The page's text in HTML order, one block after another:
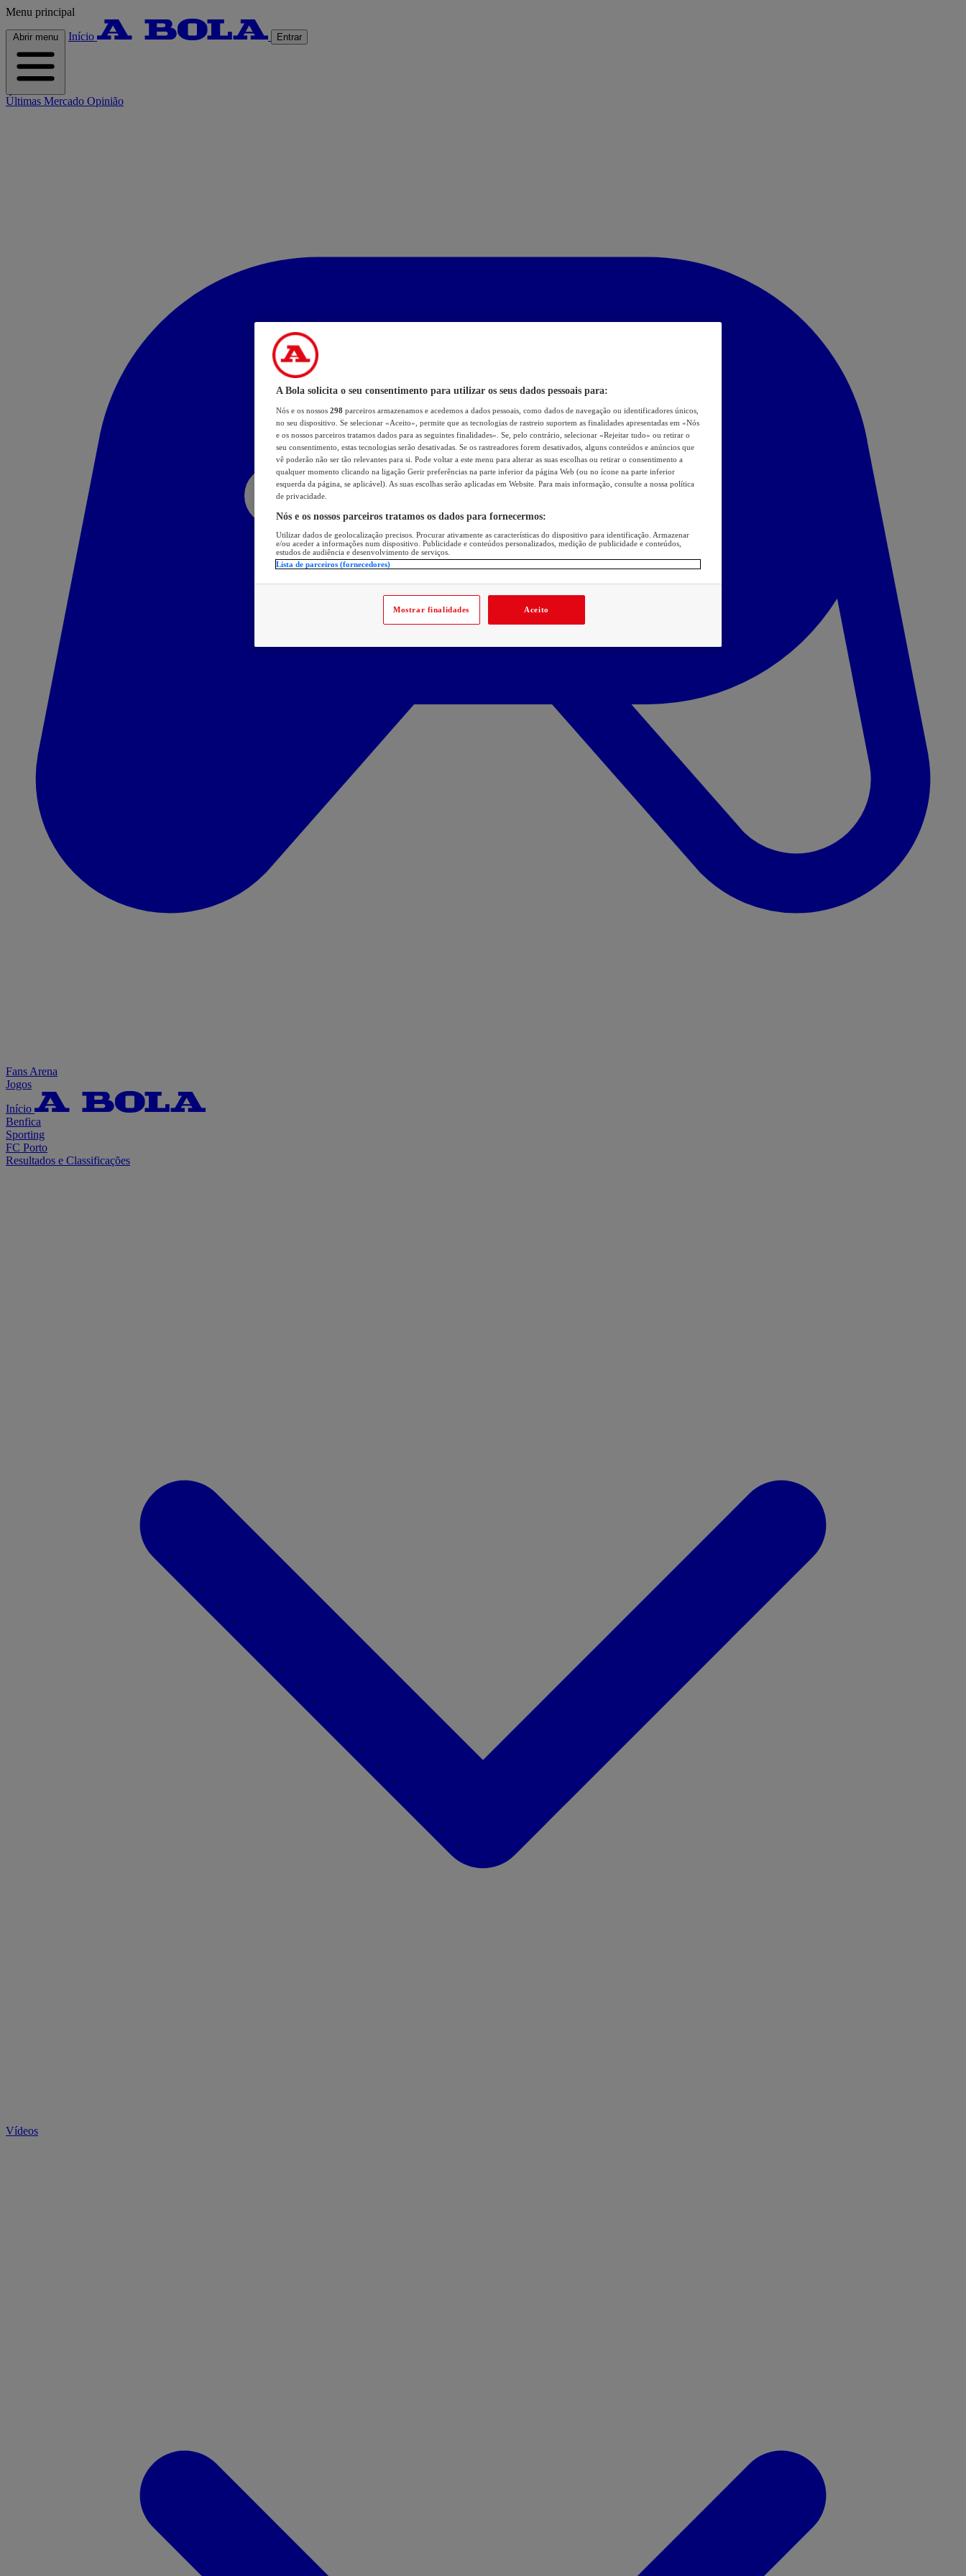
Menu principal
Abrir menu Início Entrar
Últimas Mercado Opinião
Fans Arena
Jogos
Início
Benfica
Sporting
FC Porto
Resultados e Classificações
Vídeos
A Bola solicita o seu consentimento para utilizar os seus dados pessoais para:
Nós e os nossos 298 parceiros armazenamos e acedemos a dados pessoais, como dados de navegação ou identificadores únicos,
no seu dispositivo. Se selecionar «Aceito», permite que as tecnologias de rastreio suportem as finalidades apresentadas em «Nós
e os nossos parceiros tratamos dados para as seguintes finalidades». Se, pelo contrário, selecionar «Rejeitar tudo» ou retirar o
seu consentimento, estas tecnologias serão desativadas. Se os rastreadores forem desativados, alguns conteúdos e anúncios que
vê poderão não ser tão relevantes para si. Pode voltar a este menu para alterar as suas escolhas ou retirar o consentimento a
qualquer momento clicando na ligação Gerir preferências na parte inferior da página Web (ou no ícone na parte inferior
esquerda da página, se aplicável). As suas escolhas serão aplicadas em Website. Para mais informação, consulte a nossa política
de privacidade.
Nós e os nossos parceiros tratamos os dados para fornecermos:
Utilizar dados de geolocalização precisos. Procurar ativamente as características do dispositivo para identificação. Armazenar
e/ou aceder a informações num dispositivo. Publicidade e conteúdos personalizados, medição de publicidade e conteúdos,
estudos de audiência e desenvolvimento de serviços.
Lista de parceiros (fornecedores)
Mostrar finalidades Aceito